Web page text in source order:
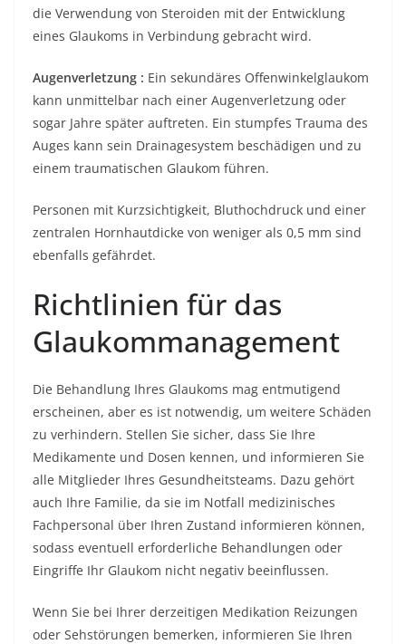
die Verwendung von Steroiden mit der Entwicklung
eines Glaukoms in Verbindung gebracht wird.
Augenverletzung : Ein sekundäres Offenwinkelglaukom
kann unmittelbar nach einer Augenverletzung oder
sogar Jahre später auftreten. Ein stumpfes Trauma des
Auges kann sein Drainagesystem beschädigen und zu
einem traumatischen Glaukom führen.
Personen mit Kurzsichtigkeit, Bluthochdruck und einer
zentralen Hornhautdicke von weniger als 0,5 mm sind
ebenfalls gefährdet.
Richtlinien für das
Glaukommanagement
Die Behandlung Ihres Glaukoms mag entmutigend
erscheinen, aber es ist notwendig, um weitere Schäden
zu verhindern. Stellen Sie sicher, dass Sie Ihre
Medikamente und Dosen kennen, und informieren Sie
alle Mitglieder Ihres Gesundheitsteams. Dazu gehört
auch Ihre Familie, da sie im Notfall medizinisches
Fachpersonal über Ihren Zustand informieren können,
sodass eventuell erforderliche Behandlungen oder
Eingriffe Ihr Glaukom nicht negativ beeinflussen.
Wenn Sie bei Ihrer derzeitigen Medikation Reizungen
oder Sehstörungen bemerken, informieren Sie Ihren